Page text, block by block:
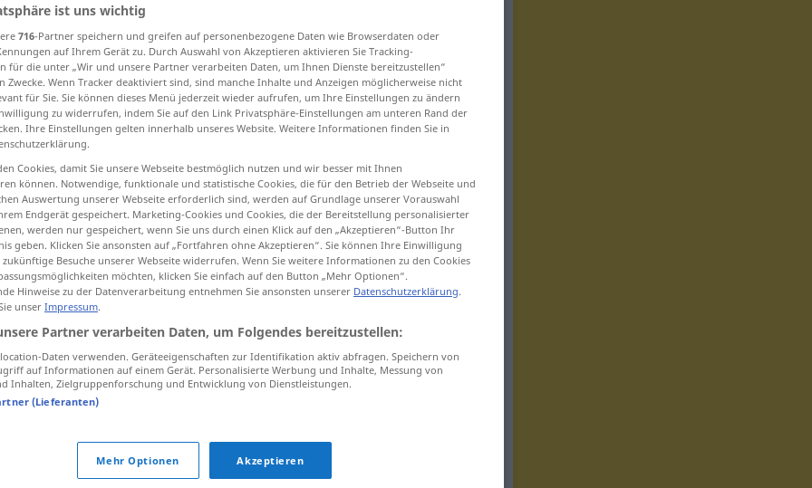
تحت...
ðaːlik]
und so weiter
[fauq(u)]
weiteroben
ist uns wichtig
716-Partner speichern und greifen auf personenbezogene Daten wie Browserdaten oder
auf Ihrem Gerät zu. Durch Auswahl von Akzeptieren aktivieren Sie Tracking-
für die unter „Wir und unsere Partner verarbeiten Daten, um Ihnen Dienste bereitzustellen“
Zwecke. Wenn Tracker deaktiviert sind, sind manche Inhalte und Anzeigen möglicherweise nicht
für Sie. Sie können dieses Menü jederzeit wieder aufrufen, um Ihre Einstellungen zu ändern
zu widerrufen, indem Sie auf den Link Privatsphäre-Einstellungen am unteren Rand der
Ihre Einstellungen gelten innerhalb unseres Website. Weitere Informationen finden Sie in
Cookies, damit Sie unsere Webseite bestmöglich nutzen und wir besser mit Ihnen
können. Notwendige, funktionale und statistische Cookies, die für den Betrieb der Webseite und
Auswertung unserer Webseite erforderlich sind, werden auf Grundlage unserer Vorauswahl
Endgerät gespeichert. Marketing-Cookies und Cookies, die der Bereitstellung personalisierter
werden nur gespeichert, wenn Sie uns durch einen Klick auf den „Akzeptieren“-Button Ihr
geben. Klicken Sie ansonsten auf „Fortfahren ohne Akzeptieren“. Sie können Ihre Einwilligung
Besuche unserer Webseite widerrufen. Wenn Sie weitere Informationen zu den Cookies
möchten, klicken Sie einfach auf den Button „Mehr Optionen“.
Hinweise zu der Datenverarbeitung entnehmen Sie ansonsten unserer Datenschutzerklärung.
unser Impressum.
Partner verarbeiten Daten, um Folgendes bereitzustellen:
Daten verwenden. Geräteeigenschaften zur Identifikation aktiv abfragen. Speichern von
auf Informationen auf einem Gerät. Personalisierte Werbung und Inhalte, Messung von
Inhalten, Zielgruppenforschung und Entwicklung von Dienstleistungen.
(Lieferanten)
Mehr Optionen Akzeptieren